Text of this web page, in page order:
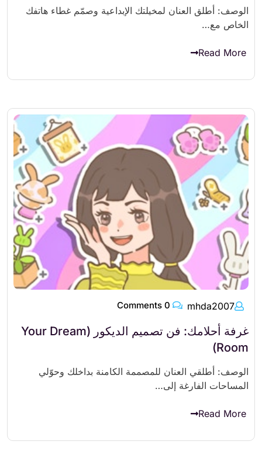
الوصف: أطلق العنان لمخيلتك الإبداعية وصمّم غطاء هاتفك
الخاص مع…
Read More
mhda2007
غرفة أحلامك: فن تصميم الديكور (Your Dream
Room)
الوصف: أطلقي العنان للمصممة الكامنة بداخلك وحوّلي
المساحات الفارغة إلى…
Read More